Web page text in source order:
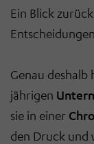
Ein Blick
Genau deshalb
jährigen
sie in einer
den Druck und